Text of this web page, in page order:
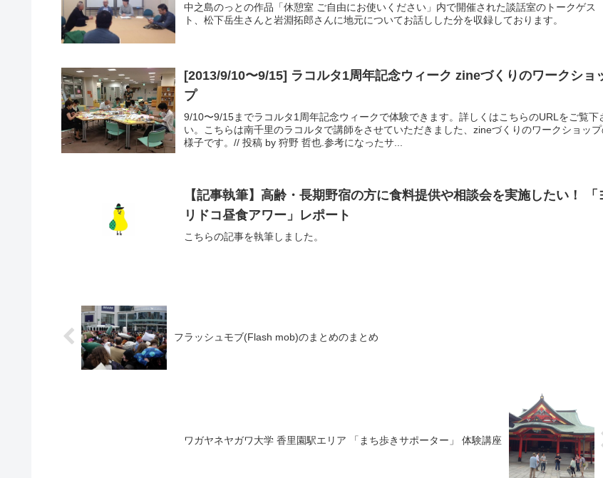
中之島のっとの作品「休憩室 ご自由にお使いください」内で開催された談話室のトークゲス
ト、松下岳生さんと岩淵拓郎さんに地元についてお話しした分を収録しております。
[2013/9/10〜9/15] ラコルタ1周年記念ウィーク zineづくりのワークショ
プ
9/10〜9/15までラコルタ1周年記念ウィークで体験できます。詳しくはこちらのURLをご覧下
い。こちらは南千里のラコルタで講師をさせていただきました、zineづくりのワークショッ
様子です。// 投稿 by 狩野 哲也.参考になったサ...
【記事執筆】高齢・長期野宿の方に食料提供や相談会を実施したい！ 「
リドコ昼食アワー」レポート
こちらの記事を執筆しました。
フラッシュモブ(Flash mob)のまとめのまとめ
ワガヤネヤガワ大学 香里園駅エリア 「まち歩きサポーター」 体験講座